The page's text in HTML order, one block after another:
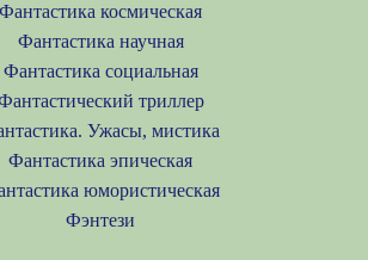
Фантастика космическая
Фантастика научная
Фантастика социальная
триллер
Ужасы, мистика
Фантастика эпическая
юмористическая
Фэнтези